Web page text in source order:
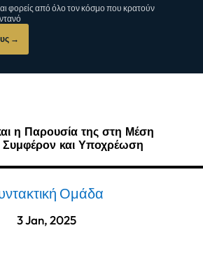
φορείς από όλο τον κόσμο που κρατούν
→
η Παρουσία της στη Μέση
και Υποχρέωση
Ομάδα
3 Jan, 2025